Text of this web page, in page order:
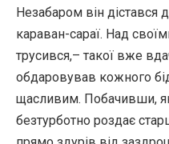
Незабаром він дістався
караван-сараї. Над
трусився,– такої вже
обдаровував кожного
щасливим. Побачивши,
безтурботно роздає